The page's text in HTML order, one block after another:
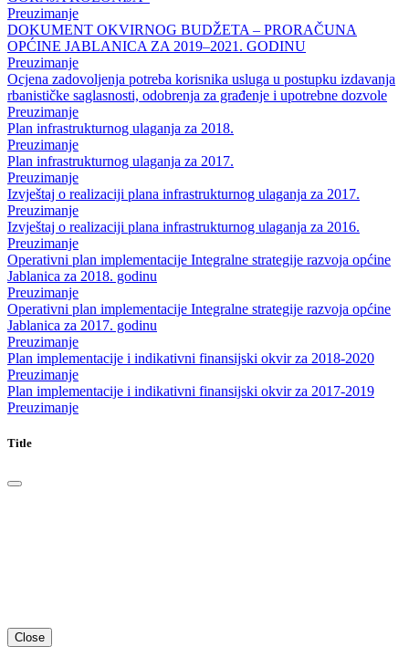
Preuzimanje
DOKUMENT OKVIRNOG BUDŽETA – PRORAČUNA
OPĆINE JABLANICA ZA 2019–2021. GODINU
Preuzimanje
Ocjena zadovoljenja potreba korisnika usluga u postupku izdavanja
rbanističke saglasnosti, odobrenja za građenje i upotrebne dozvole
Preuzimanje
Plan infrastrukturnog ulaganja za 2018.
Preuzimanje
Plan infrastrukturnog ulaganja za 2017.
Preuzimanje
Izvještaj o realizaciji plana infrastrukturnog ulaganja za 2017.
Preuzimanje
Izvještaj o realizaciji plana infrastrukturnog ulaganja za 2016.
Preuzimanje
Operativni plan implementacije Integralne strategije razvoja općine
Jablanica za 2018. godinu
Preuzimanje
Operativni plan implementacije Integralne strategije razvoja općine
Jablanica za 2017. godinu
Preuzimanje
Plan implementacije i indikativni finansijski okvir za 2018-2020
Preuzimanje
Plan implementacije i indikativni finansijski okvir za 2017-2019
Preuzimanje
Title
Close